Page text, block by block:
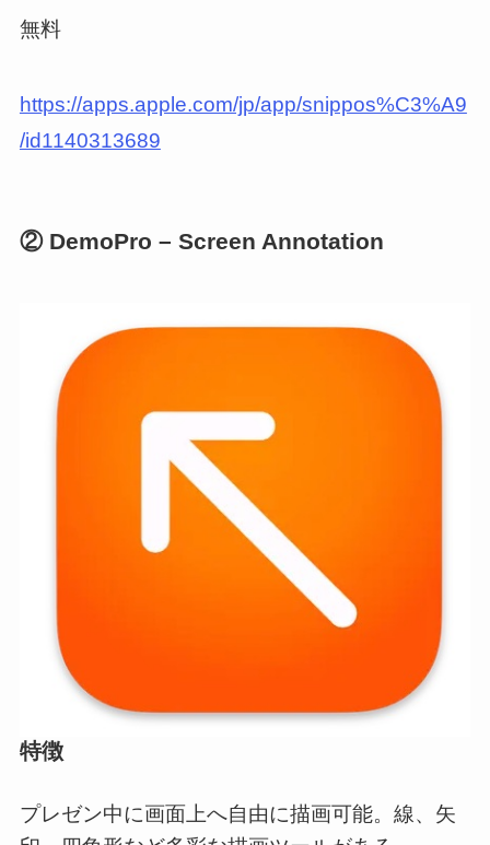
無料
https://apps.apple.com/jp/app/snippos%C3%A9
/id1140313689
② DemoPro – Screen Annotation
特徴
プレゼン中に画面上へ自由に描画可能。線、矢